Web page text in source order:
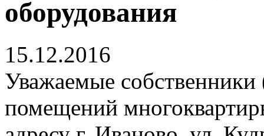
оборудования
15.12.2016
Уважаемые
помещений